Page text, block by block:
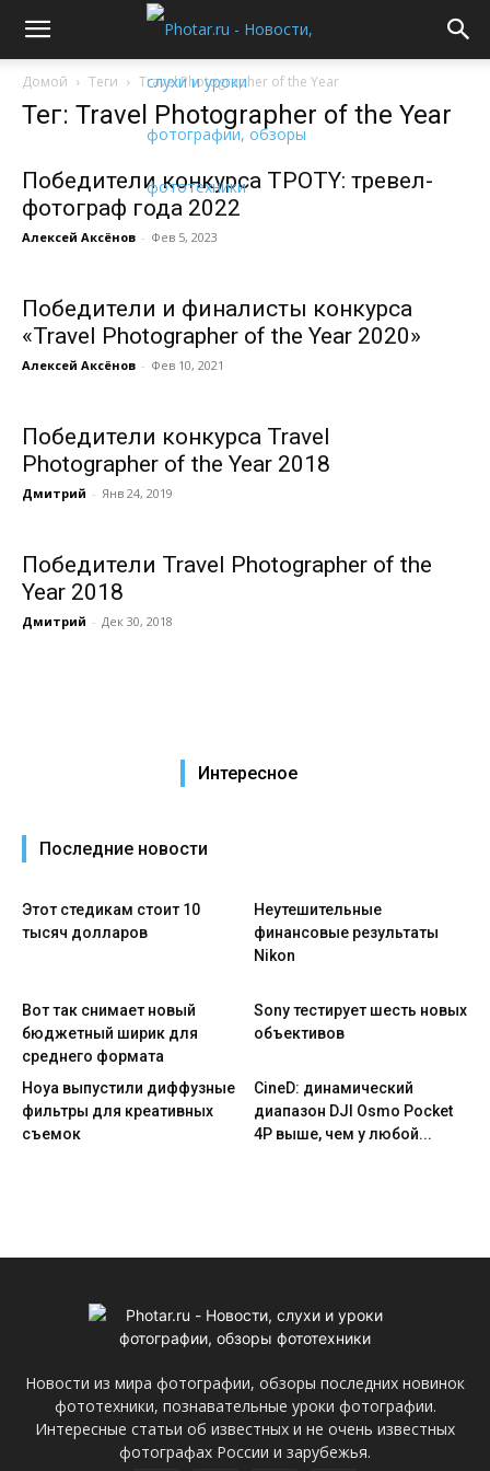
Домой Теги Travel Photographer of the Year
Тег: Travel Photographer of the Year
Победители конкурса TPOTY: тревел-
фотограф года 2022
Алексей Аксёнов - Фев 5, 2023
Победители и финалисты конкурса
«Travel Photographer of the Year 2020»
Алексей Аксёнов - Фев 10, 2021
Победители конкурса Travel
Photographer of the Year 2018
Дмитрий - Янв 24, 2019
Победители Travel Photographer of the
Year 2018
Дмитрий - Дек 30, 2018
Интересное
Последние новости
Этот стедикам стоит 10
тысяч долларов
Неутешительные
финансовые результаты
Nikon
Вот так снимает новый
бюджетный ширик для
среднего формата
Sony тестирует шесть новых
объективов
Hoya выпустили диффузные
фильтры для креативных
съемок
CineD: динамический
диапазон DJI Osmo Pocket
4P выше, чем у любой...
Новости из мира фотографии, обзоры последних новинок
фототехники, познавательные уроки фотографии.
Интересные статьи об известных и не очень известных
фотографах России и зарубежья.